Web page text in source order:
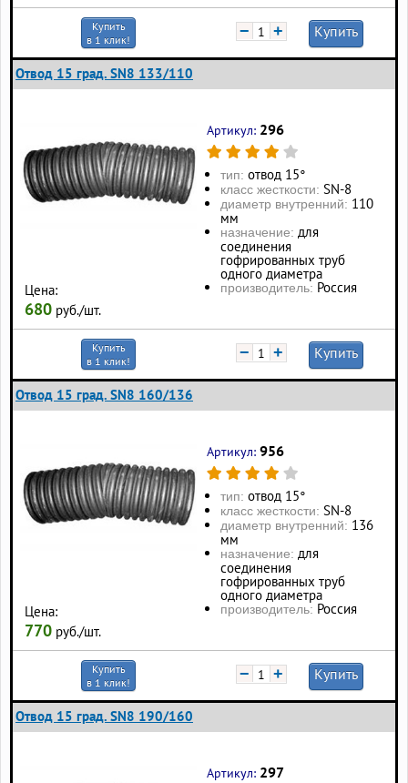
Купить
в 1 клик!
− + Купить
Отвод 15 град. SN8 133/110
Цена:
680 руб./шт.
Артикул: 296
тип: отвод 15°
класс жесткости: SN-8
диаметр внутренний: 110
мм
назначение: для
соединения
гофрированных труб
одного диаметра
производитель: Россия
Купить
в 1 клик!
− + Купить
Отвод 15 град. SN8 160/136
Цена:
770 руб./шт.
Артикул: 956
тип: отвод 15°
класс жесткости: SN-8
диаметр внутренний: 136
мм
назначение: для
соединения
гофрированных труб
одного диаметра
производитель: Россия
Купить
в 1 клик!
− + Купить
Отвод 15 град. SN8 190/160
Артикул: 297